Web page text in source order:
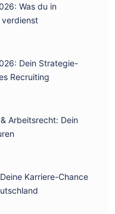
Was du in
verdienst
Dein Strategie-
Recruiting
Arbeitsrecht: Dein
Karriere-Chance